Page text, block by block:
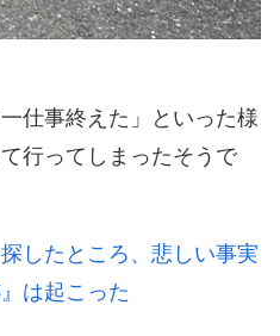
仕事終えた」といった様
行ってしまったそうで
したところ、悲しい事実
は起こった